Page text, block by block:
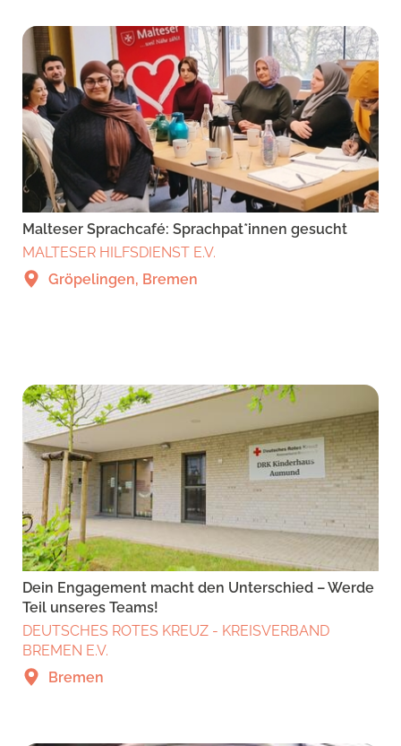
Malteser Sprachcafé: Sprachpat*innen gesucht
MALTESER HILFSDIENST E.V.
Gröpelingen, Bremen
Dein Engagement macht den Unterschied – Werde
Teil unseres Teams!
DEUTSCHES ROTES KREUZ - KREISVERBAND
BREMEN E.V.
Bremen